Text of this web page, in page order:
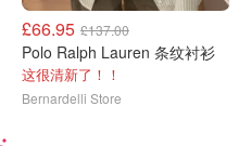
£66.95 £137.00
Polo Ralph Lauren 条纹衬衫
这很清新了！！
Bernardelli Store